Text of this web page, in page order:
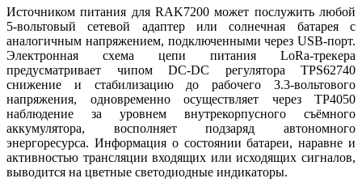
Источником питания для RAK7200 может послужить любой
5-вольтовый сетевой адаптер или солнечная батарея с
аналогичным напряжением, подключенными через USB-порт.
Электронная схема цепи питания LoRa-трекера
предусматривает чипом DC-DC регулятора TPS62740
снижение и стабилизацию до рабочего 3.3-вольтового
напряжения, одновременно осуществляет через TP4050
наблюдение за уровнем внутрекорпусного съёмного
аккумулятора, восполняет подзаряд автономного
энергоресурса. Информация о состоянии батареи, наравне и
активностью трансляции входящих или исходящих сигналов,
выводится на цветные светодиодные индикаторы.